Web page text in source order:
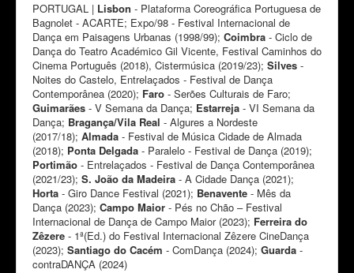
PORTUGAL | Lisbon - Plataforma Coreográfica Portuguesa de
Bagnolet - ACARTE; Expo/98 - Festival Internacional de
Dança em Paisagens Urbanas (1998/99); Coimbra - Ciclo de
Dança do Teatro Académico Gil Vicente, Festival Caminhos do
Cinema Português (2018), Cistermúsica (2019/23); Silves -
Noites do Castelo, Entrelaçados - Festival de Dança
Contemporânea (2020); Faro - Serões Culturais de Faro;
Guimarães - V Semana da Dança; Estarreja - VI Semana da
Dança; Bragança/Vila Real - Algures a Nordeste
(2017/18); Almada - Festival de Música Cidade de Almada
(2018); Ponta Delgada - Paralelo - Festival de Dança (2019);
Portimão - Entrelaçados - Festival de Dança Contemporânea
(2021/23); S. João da Madeira - A Cidade Dança (2021);
Horta - Giro Dance Festival (2021); Benavente - Mês da
Dança (2023); Campo Maior - Pés no Chão – Festival
Internacional de Dança de Campo Maior (2023); Ferreira do
Zêzere - 1ª(Ed.) do Festival Internacional Zêzere CineDança
(2023); Santiago do Cacém - ComDança (2024); Guarda -
contraDANÇA (2024)